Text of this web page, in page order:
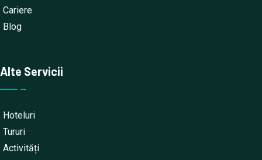
Cariere
Blog
Alte Servicii
Hoteluri
Tururi
Activități